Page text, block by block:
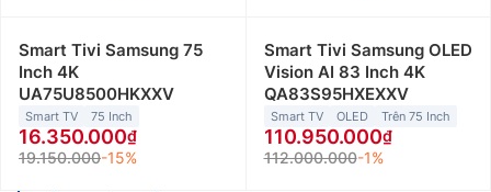
Smart Tivi Samsung 75
Inch 4K
UA75U8500HKXXV
Smart TV 75 Inch
16.350.000
19.150.000-15%
Smart Tivi Samsung OLED
Vision AI 83 Inch 4K
QA83S95HXEXXV
Smart TV OLED Trên 75 Inch
110.950.000
112.000.000-1%